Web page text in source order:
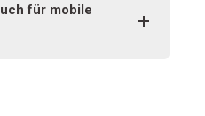
für mobile